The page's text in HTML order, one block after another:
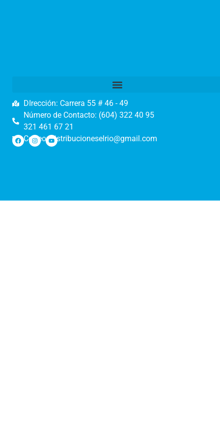
DIrección: Carrera 55 # 46 - 49
Número de Contacto: (604) 322 40 95
321 461 67 21
Correo: distribucioneselrio@gmail.com